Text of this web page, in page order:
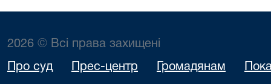
2026 © Всі права захищені
Про суд Прес-центр Громадянам